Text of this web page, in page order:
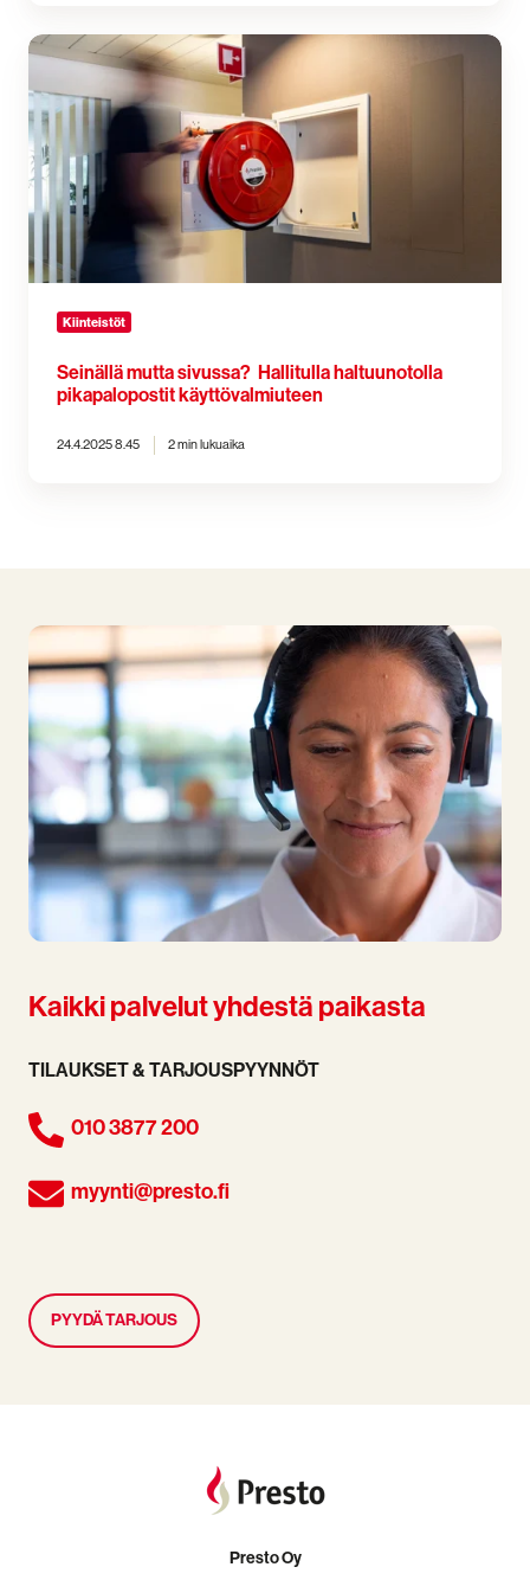
Seinällä
sivussa?
Hallitulla
haltuunotolla
pikapalopostit
käyttövalmiuteen
Kiinteistöt
Seinällä mutta sivussa? Hallitulla haltuunotolla
pikapalopostit käyttövalmiuteen
24.4.2025 8.45 2 min lukuaika
Kaikki palvelut yhdestä paikasta
TILAUKSET & TARJOUSPYYNNÖT
010 3877 200
myynti@presto.fi
PYYDÄ TARJOUS
Presto Oy